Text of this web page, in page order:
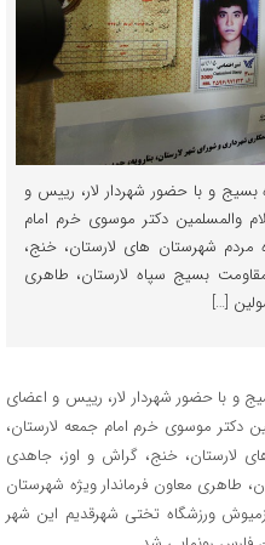
و با حضور شهردار لار، رییس و
والمسلمین دکتر موسوی خرم امام
مردم شهرستان های لارستان، خنج،
بسیج سپاه لارستان، طاهری
[…]
و با حضور شهردار لار، رییس و اعضای
دکتر موسوی خرم امام جمعه لارستان،
لارستان، خنج، گراش و اوز، جاهدی
طاهری معاون فرماندار ویژه شهرستان
ورزشگاه تختی شهرقدیم این شهر